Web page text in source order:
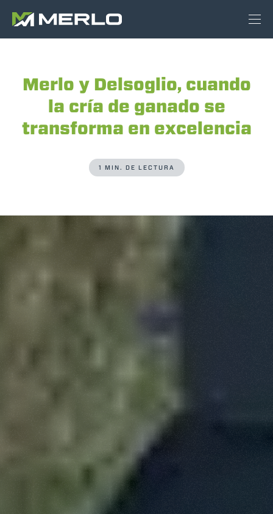
Merlo y Delsoglio, cuando
la cría de ganado se
transforma en excelencia
1 MIN. DE LECTURA